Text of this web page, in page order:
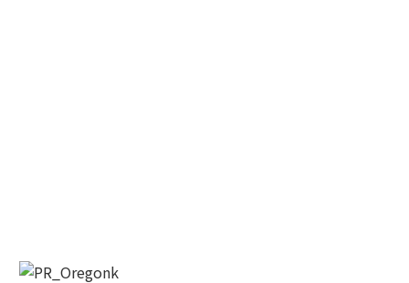
매주 오레곤K 뉴스레터를 통해 다양한 로컬소식과